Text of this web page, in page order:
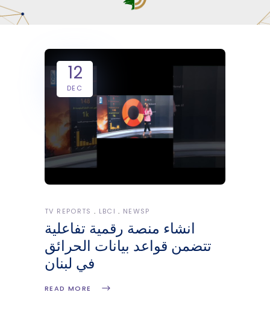
12
DEC
TV REPORTS LBCI NEWSP
انشاء منصة رقمية تفاعلية
تتضمن قواعد بيانات الحرائق
في لبنان
READ MORE